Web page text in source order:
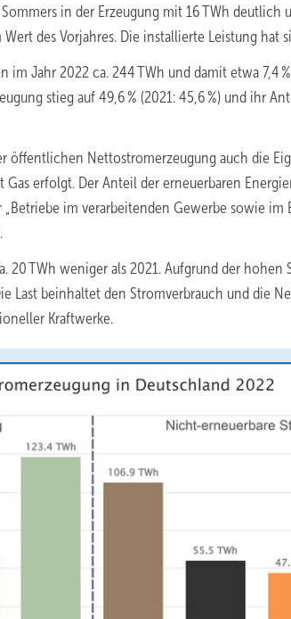
in der Erzeugung mit 16 TWh deutlich
des Vorjahres. Die installierte Leistung hat
im Jahr 2022 ca. 244 TWh und damit etwa 7,4
stieg auf 49,6 % (2021: 45,6 %) und ihr
öffentlichen Nettostromerzeugung auch die
erfolgt. Der Anteil der erneuerbaren
im verarbeitenden Gewerbe sowie im
20 TWh weniger als 2021. Aufgrund der
Last beinhaltet den Stromverbrauch und die
Kraftwerke.